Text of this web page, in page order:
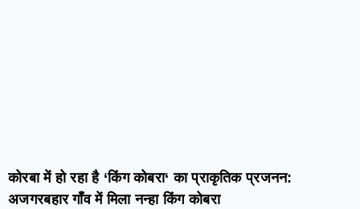
कोरबा में हो रहा है ‘किंग कोबरा‘ का प्राकृतिक प्रजनन:
अजगरबहार गाँव में मिला नन्हा किंग कोबरा